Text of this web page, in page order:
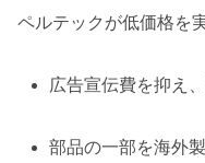
ペルテックが低価格を
広告宣伝費を抑え
部品の一部を海外